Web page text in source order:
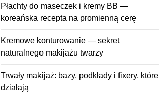
Płachty do maseczek i kremy BB —
koreańska recepta na promienną cerę
Kremowe konturowanie — sekret
naturalnego makijażu twarzy
Trwały makijaż: bazy, podkłady i fixery, które
działają